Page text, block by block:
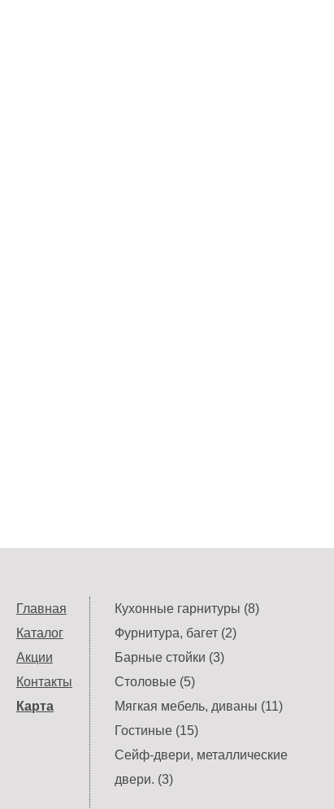
Главная
Каталог
Акции
Контакты
Карта
Кухонные гарнитуры (8)
Фурнитура, багет (2)
Барные стойки (3)
Столовые (5)
Мягкая мебель, диваны (11)
Гостиные (15)
Сейф-двери, металлические
двери. (3)